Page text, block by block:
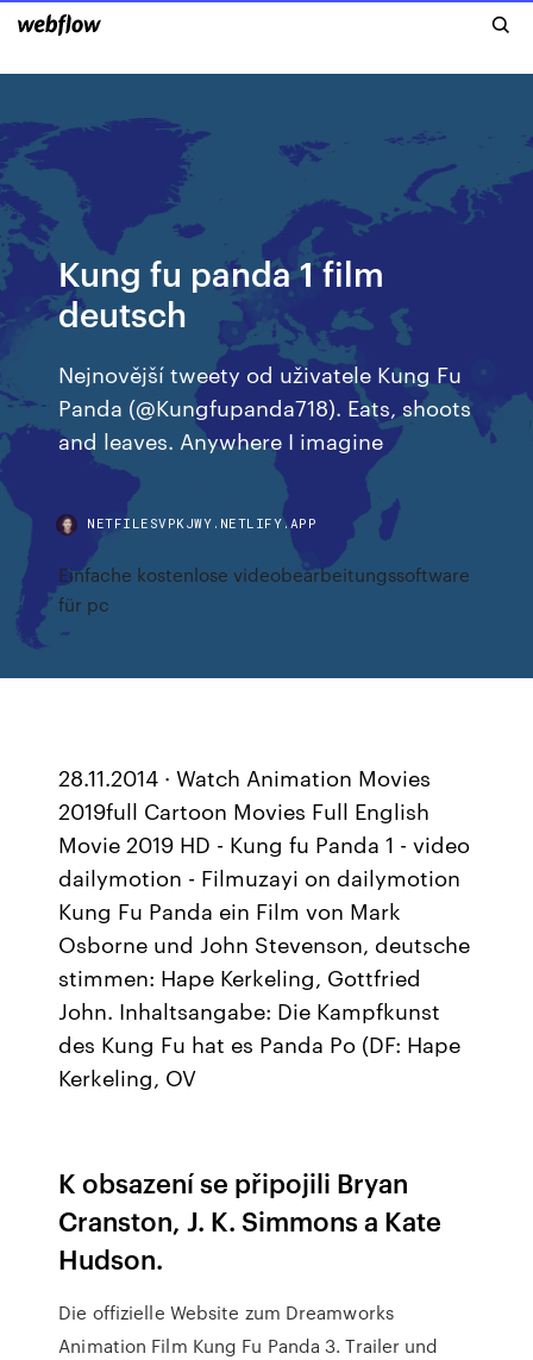
Kung fu panda 1 film
deutsch
Nejnovější tweety od uživatele Kung Fu
Panda (@Kungfupanda718). Eats, shoots
and leaves. Anywhere I imagine
NETFILESVPKJWY.NETLIFY.APP
Einfache kostenlose videobearbeitungssoftware
für pc
28.11.2014 · Watch Animation Movies
2019full Cartoon Movies Full English
Movie 2019 HD - Kung fu Panda 1 - video
dailymotion - Filmuzayi on dailymotion
Kung Fu Panda ein Film von Mark
Osborne und John Stevenson, deutsche
stimmen: Hape Kerkeling, Gottfried
John. Inhaltsangabe: Die Kampfkunst
des Kung Fu hat es Panda Po (DF: Hape
Kerkeling, OV
K obsazení se připojili Bryan
Cranston, J. K. Simmons a Kate
Hudson.
Die offizielle Website zum Dreamworks
Animation Film Kung Fu Panda 3. Trailer und